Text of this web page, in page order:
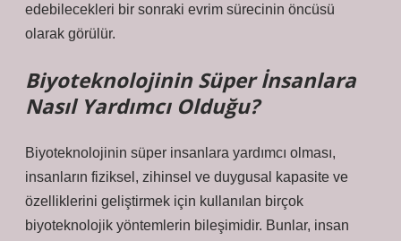
edebilecekleri bir sonraki evrim sürecinin öncüsü
olarak görülür.
Biyoteknolojinin Süper İnsanlara
Nasıl Yardımcı Olduğu?
Biyoteknolojinin süper insanlara yardımcı olması,
insanların fiziksel, zihinsel ve duygusal kapasite ve
özelliklerini geliştirmek için kullanılan birçok
biyoteknolojik yöntemlerin bileşimidir. Bunlar, insan